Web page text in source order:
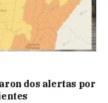
dos alertas por